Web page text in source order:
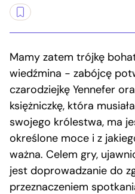
Mamy zatem trójkę
wiedźmina − zabójcę
czarodziejkę Yennefer
księżniczkę, która
swojego królestwa, ma
określone moce i z
ważna. Celem gry,
jest doprowadzanie do
przeznaczeniem